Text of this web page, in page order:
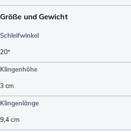
Größe und Gewicht
Schleifwinkel
20º
Klingenhöhe
3 cm
Klingenlänge
9,4cm